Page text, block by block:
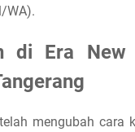
WA).
di Era New
mengubah